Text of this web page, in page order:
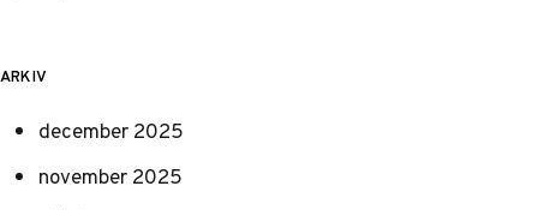
ARKIV
december 2025
november 2025